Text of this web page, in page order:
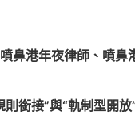
鼻港年夜律師、噴鼻
則銜接”與“軌制型開